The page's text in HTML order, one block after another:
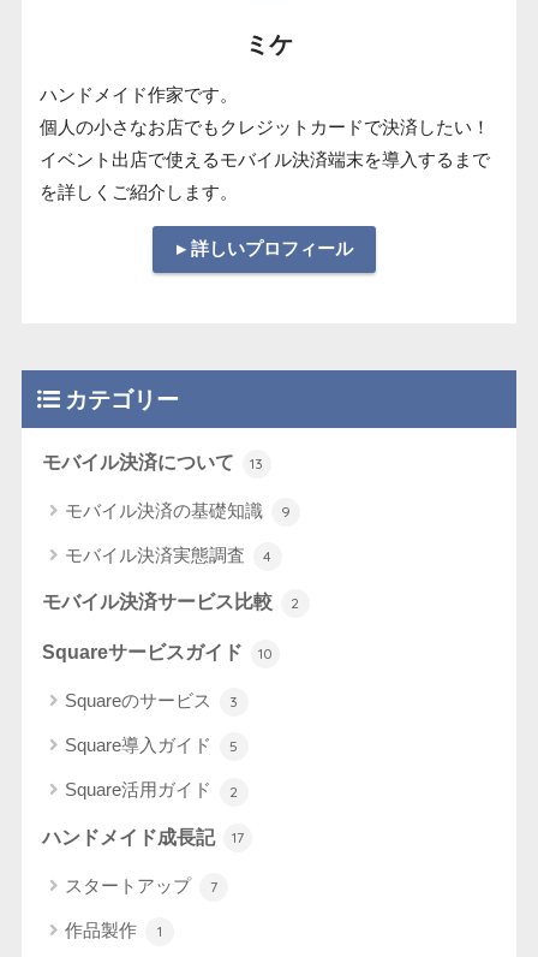
ミケ
ハンドメイド作家です。
個人の小さなお店でもクレジットカードで決済したい！
イベント出店で使えるモバイル決済端末を導入するまで
を詳しくご紹介します。
▸ 詳しいプロフィール
カテゴリー
モバイル決済について 13
モバイル決済の基礎知識 9
モバイル決済実態調査 4
モバイル決済サービス比較 2
Squareサービスガイド 10
Squareのサービス 3
Square導入ガイド 5
Square活用ガイド 2
ハンドメイド成長記 17
スタートアップ 7
作品製作 1